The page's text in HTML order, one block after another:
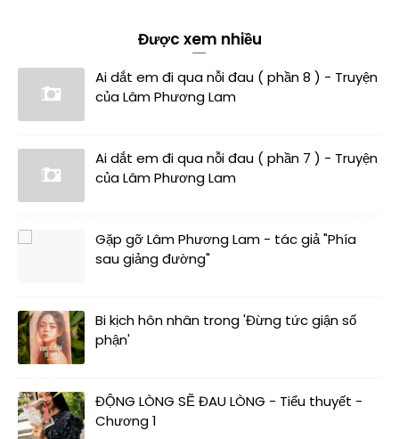
Được xem nhiều
Ai dắt em đi qua nỗi đau ( phần 8 ) - Truyện
của Lâm Phương Lam
Ai dắt em đi qua nỗi đau ( phần 7 ) - Truyện
của Lâm Phương Lam
Gặp gỡ Lâm Phương Lam - tác giả "Phía
sau giảng đường"
Bi kịch hôn nhân trong 'Đừng tức giận số
phận'
ĐỘNG LÒNG SẼ ĐAU LÒNG - Tiểu thuyết -
Chương 1